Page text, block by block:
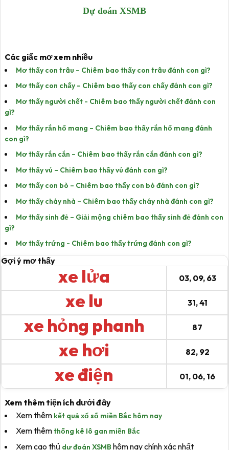
Dự đoán XSMB
Các giấc mơ xem nhiều
Mơ thấy con trâu – Chiêm bao thấy con trâu đánh con gì?
Mơ thấy con chấy – Chiêm bao thấy con chấy đánh con gì?
Mơ thấy người chết - Chiêm bao thấy người chết đánh con
gì?
Mơ thấy rắn hổ mang – Chiêm bao thấy rắn hổ mang đánh
con gì?
Mơ thấy rắn cắn – Chiêm bao thấy rắn cắn đánh con gì?
Mơ thấy vú – Chiêm bao thấy vú đánh con gì?
Mơ thấy con bò – Chiêm bao thấy con bò đánh con gì?
Mơ thấy cháy nhà – Chiêm bao thấy cháy nhà đánh con gì?
Mơ thấy sinh đẻ – Giải mộng chiêm bao thấy sinh đẻ đánh con
gì?
Mơ thấy trứng - Chiêm bao thấy trứng đánh con gì?
Gợi ý mơ thấy
xe lửa 03, 09, 63
xe lu 31, 41
xe hỏng phanh 87
xe hơi 82, 92
xe điện 01, 06, 16
Xem thêm tiện ích dưới đây
Xem thêm kết quả xổ số miền Bắc hôm nay
Xem thêmthống kê lô gan miền Bắc
Xem cao thủ dự đoán XSMB hôm nay chính xác nhất